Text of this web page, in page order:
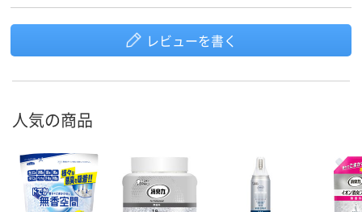
レビューを書く
人気の商品